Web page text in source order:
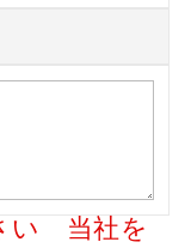
い 当社を